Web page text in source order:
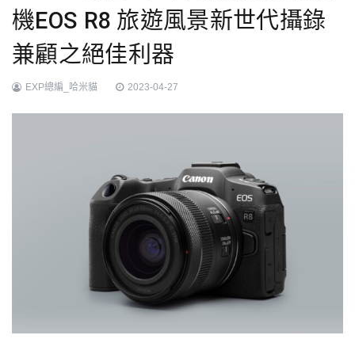
機EOS R8 旅遊風景新世代攝錄
兼顧之絕佳利器
EXP總編_哈米貓 2023-04-27